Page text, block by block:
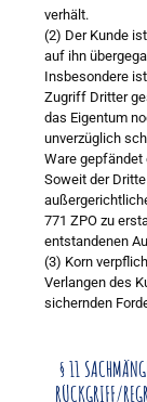
verhält.
(2) Der Kunde
auf ihn
Insbesondere
Zugriff Dritter
das Eigentum
unverzüglich
Ware
Soweit der
771 ZPO zu
entstandenen
(3) Korn
Verlangen des
sichernden
§ 11
RÜCKGRIFF/